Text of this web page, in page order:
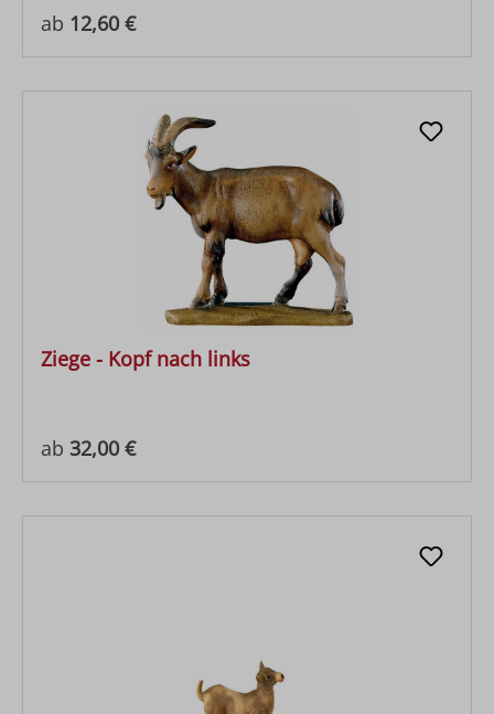
Regulärer Preis:
ab 12,60 €
Ziege - Kopf nach links
Regulärer Preis:
ab 32,00 €